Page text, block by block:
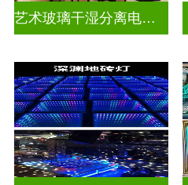
艺术玻璃干湿分离电视玻璃背景墙